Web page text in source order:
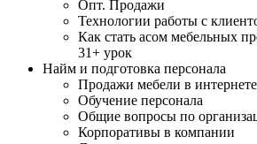
Опт. Продажи
Технологии работы с
Как стать асом мебельных
31+ урок
Найм и подготовка персонала
Продажи мебели в интернете
Обучение персонала
Общие вопросы по
Корпоративы в компании